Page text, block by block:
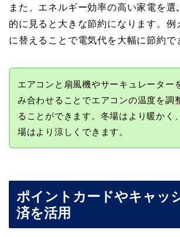
また、エネルギー効率の高い家電を選
的に見ると大きな節約になります。例
に替えることで電気代を大幅に節約で
エアコンと扇風機やサーキュレーター
み合わせることでエアコンの温度を調
ることができます。冬場はより暖かく
場はより涼しくできます。
ポイントカードやキャッ
済を活用